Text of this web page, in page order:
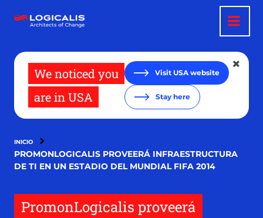
contenido
We noticed you
are in USA
Visit USA website
Stay here
INICIO
PROMONLOGICALIS PROVEERÁ INFRAESTRUCTURA
DE TI EN UN ESTADIO DEL MUNDIAL FIFA 2014
PromonLogicalis proveerá